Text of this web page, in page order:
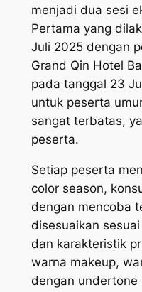
menjadi dua sesi
Pertama yang
Juli 2025 dengan
Grand Qin Hotel
pada tanggal 23
untuk peserta
sangat terbatas,
peserta.
Setiap peserta
color season,
dengan mencoba
disesuaikan
dan karakteristik
warna makeup,
dengan undertone